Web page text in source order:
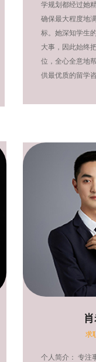
学规划都经过她
确保最大程度地
标。她深知学生
大事，因此始终
位，全心全意地
供最优质的留学
求
个人简介： 专注